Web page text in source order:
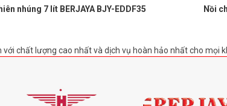
nhúng 7 lít BERJAYA BJY-EDDF35
Nồi
chất lượng cao nhất và dịch vụ hoàn hảo nhất cho mọi